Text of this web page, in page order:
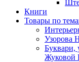
Книги
Товары по
Узорова
Буквари,
Жуковой